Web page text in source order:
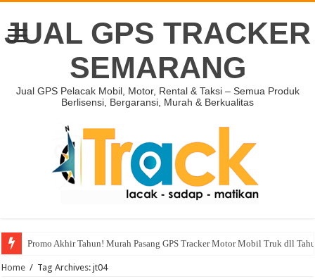
JUAL GPS TRACKER
SEMARANG
Jual GPS Pelacak Mobil, Motor, Rental & Taksi – Semua Produk
Berlisensi, Bergaransi, Murah & Berkualitas
Promo Akhir Tahun! Murah Pasang GPS Tracker Motor Mobil Truk dll
Home / Tag Archives: jt04